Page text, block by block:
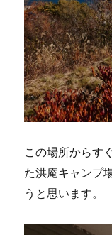
この場所からす
た洪庵キャンプ
うと思います。